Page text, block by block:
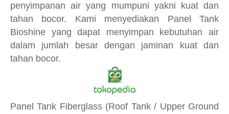
penyimpanan air yang mumpuni yakni kuat dan
tahan bocor. Kami menyediakan Panel Tank
Bioshine yang dapat menyimpan kebutuhan air
dalam jumlah besar dengan jaminan kuat dan
tahan bocor.
Panel Tank Fiberglass (Roof Tank / Upper Ground